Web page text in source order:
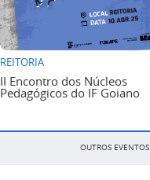
REITORIA
II Encontro dos Núcleos
Pedagógicos do IF Goiano
OUTROS EVENTOS